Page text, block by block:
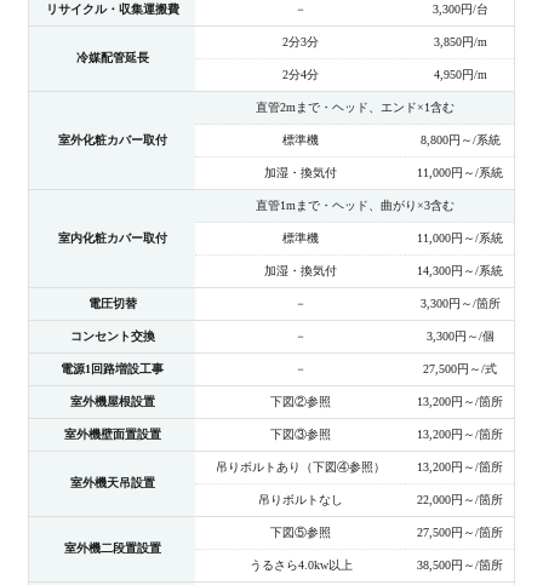
リサイクル・収集運搬費 － 3,300円/台
冷媒配管延長
2分3分 3,850円/m
2分4分 4,950円/m
室外化粧カバー取付
直管2mまで・ヘッド、エンド×1含む
標準機 8,800円～/系統
加湿・換気付 11,000円～/系統
室内化粧カバー取付
直管1mまで・ヘッド、曲がり×3含む
標準機 11,000円～/系統
加湿・換気付 14,300円～/系統
電圧切替 － 3,300円～/箇所
コンセント交換 － 3,300円～/個
電源1回路増設工事 － 27,500円～/式
室外機屋根設置 下図②参照 13,200円～/箇所
室外機壁面置設置 下図③参照 13,200円～/箇所
室外機天吊設置
吊りボルトあり（下図④参照） 13,200円～/箇所
吊りボルトなし 22,000円～/箇所
室外機二段置設置
下図⑤参照 27,500円～/箇所
うるさら4.0kw以上 38,500円～/箇所